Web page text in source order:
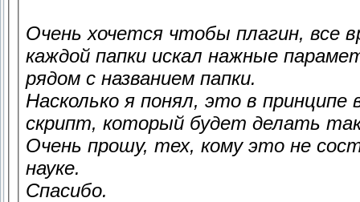
Очень хочется чтобы плагин, все
каждой папки искал нажные
рядом с названием папки.
Насколько я понял, это в
скрипт, который будет делать
Очень прошу, тех, кому это не
науке.
Спасибо.